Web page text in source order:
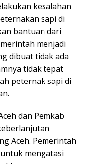
kesalahan
sapi di
bantuan dari
menjadi
dibuat tidak ada
tidak tepat
peternak sapi di
dan Pemkab
Aceh. Pemerintah
mengatasi